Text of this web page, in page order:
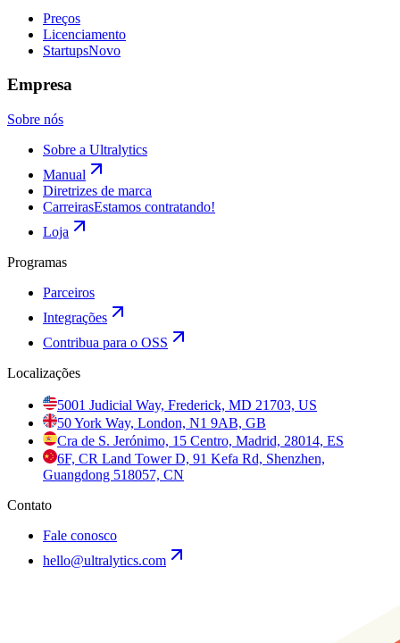
Preços
Licenciamento
StartupsNovo
Empresa
Sobre nós
Sobre a Ultralytics
Manual
Diretrizes de marca
CarreirasEstamos contratando!
Loja
Programas
Parceiros
Integrações
Contribua para o OSS
Localizações
5001 Judicial Way, Frederick, MD 21703, US
50 York Way, London, N1 9AB, GB
Cra de S. Jerónimo, 15 Centro, Madrid, 28014, ES
6F, CR Land Tower D, 91 Kefa Rd, Shenzhen,
Guangdong 518057, CN
Contato
Fale conosco
hello@ultralytics.com